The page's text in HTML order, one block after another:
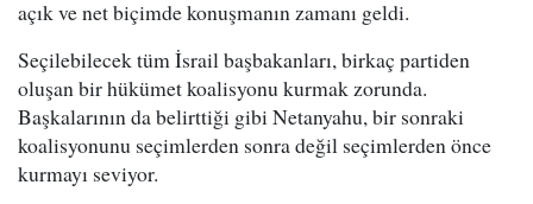
açık ve net biçimde konuşmanın zamanı geldi.
Seçilebilecek tüm İsrail başbakanları, birkaç partiden
oluşan bir hükümet koalisyonu kurmak zorunda.
Başkalarının da belirttiği gibi Netanyahu, bir sonraki
koalisyonunu seçimlerden sonra değil seçimlerden önce
kurmayı seviyor.